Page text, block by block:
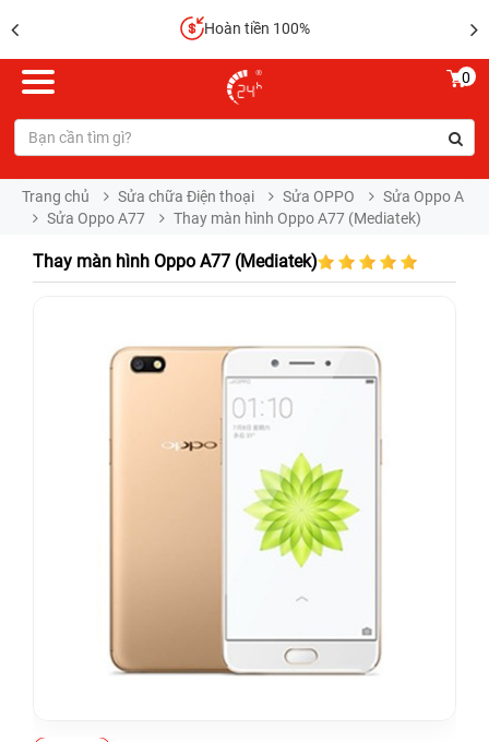
Hoàn tiền 100%
0
Trang chủ Sửa chữa Điện thoại Sửa OPPO
Sửa Oppo A
Sửa Oppo A77
Thay màn hình Oppo A77 (Mediatek)
Thay màn hình Oppo A77 (Mediatek)